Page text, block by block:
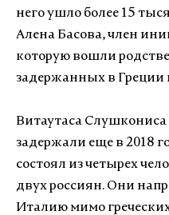
него ушло более 15
Алена Басова, член
которую вошли
задержанных в Греции
Витаутаса
задержали еще в 2018
состоял из четырех
двух россиян. Они
Италию мимо